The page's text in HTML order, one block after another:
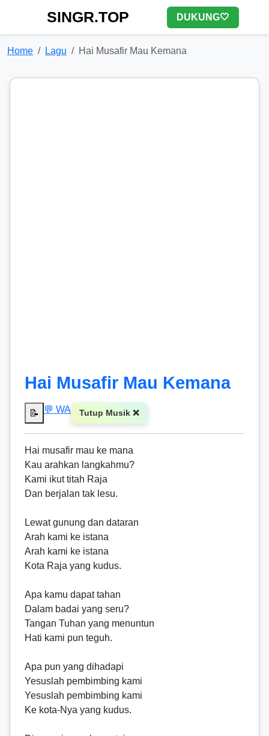
SINGR.TOP DUKUNG🤍
Home Lagu Hai Musafir Mau Kemana
Hai Musafir Mau Kemana
📝 💬 WA Tutup Musik ❌
Hai musafir mau ke mana
Kau arahkan langkahmu?
Kami ikut titah Raja
Dan berjalan tak lesu.
Lewat gunung dan dataran
Arah kami ke istana
Arah kami ke istana
Kota Raja yang kudus.
Apa kamu dapat tahan
Dalam badai yang seru?
Tangan Tuhan yang menuntun
Hati kami pun teguh.
Apa pun yang dihadapi
Yesuslah pembimbing kami
Yesuslah pembimbing kami
Ke kota-Nya yang kudus.